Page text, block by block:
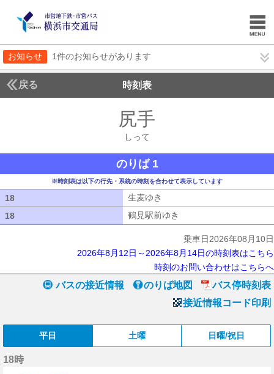
お知らせ 1件のお知らせがあります
戻る 時刻表
尻手
しって
のりば 1
※時刻表は以下の行先・系統の時刻を合わせて表示しています
18 生麦ゆき
18
鶴見駅前ゆき
乗車日2026年08月10日
2026年8月12日～2026年8月14日の時刻表はこちら
時刻のお問い合わせはこちらへ
バスの接近情報 のりば地図
バス停時刻表
接近情報コード印刷
平日 土曜 日曜/祝日
18時